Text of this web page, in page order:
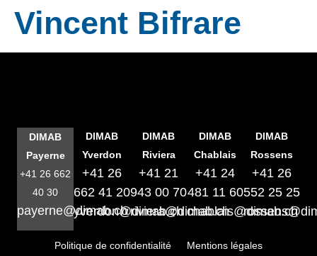
Vincent Bifrare
DIMAB
Payerne
+41 26 662
40 30
payerne@dimab.ch
DIMAB
Yverdon
+41 26
662 41 20
yverdon@dimab.ch
DIMAB
Riviera
+41 21
943 00 70
riviera@dimab.ch
DIMAB
Chablais
+41 24
481 11 60
chablais@dimab.ch
DIMAB
Rossens
+41 26
552 25 25
Politique de confidentialité
Mentions légales